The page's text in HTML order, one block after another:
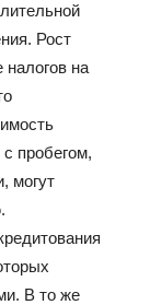
Рост
на
пробегом,
могут
В то же